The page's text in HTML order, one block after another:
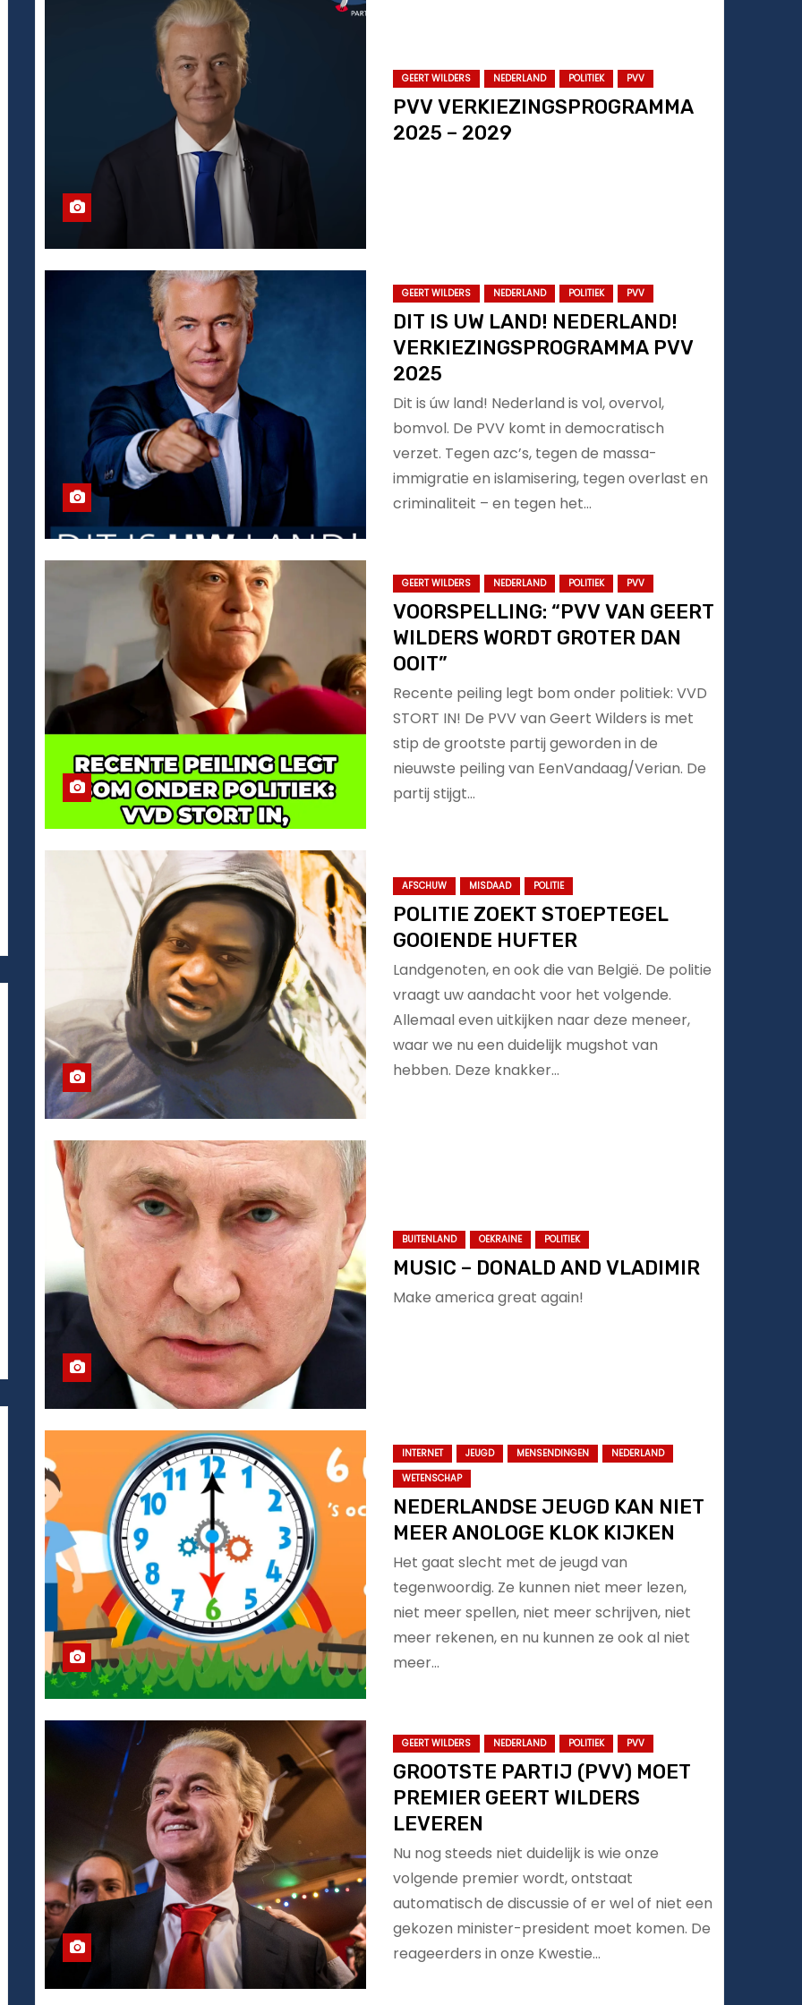
GEERT WILDERS NEDERLAND POLITIEK PVV
PVV VERKIEZINGSPROGRAMMA
2025 – 2029
GEERT WILDERS NEDERLAND POLITIEK PVV
DIT IS UW LAND! NEDERLAND!
VERKIEZINGSPROGRAMMA PVV
2025
Dit is úw land! Nederland is vol, overvol,
bomvol. De PVV komt in democratisch
verzet. Tegen azc’s, tegen de massa-
immigratie en islamisering, tegen overlast en
criminaliteit – en tegen het…
GEERT WILDERS NEDERLAND POLITIEK PVV
VOORSPELLING: “PVV VAN GEERT
WILDERS WORDT GROTER DAN
OOIT”
Recente peiling legt bom onder politiek: VVD
STORT IN! De PVV van Geert Wilders is met
stip de grootste partij geworden in de
nieuwste peiling van EenVandaag/Verian. De
partij stijgt…
AFSCHUW MISDAAD POLITIE
POLITIE ZOEKT STOEPTEGEL
GOOIENDE HUFTER
Landgenoten, en ook die van België. De politie
vraagt uw aandacht voor het volgende.
Allemaal even uitkijken naar deze meneer,
waar we nu een duidelijk mugshot van
hebben. Deze knakker…
BUITENLAND OEKRAINE POLITIEK
MUSIC – DONALD AND VLADIMIR
Make america great again!
INTERNET JEUGD MENSENDINGEN
NEDERLAND
WETENSCHAP
NEDERLANDSE JEUGD KAN NIET
MEER ANOLOGE KLOK KIJKEN
Het gaat slecht met de jeugd van
tegenwoordig. Ze kunnen niet meer lezen,
niet meer spellen, niet meer schrijven, niet
meer rekenen, en nu kunnen ze ook al niet
meer…
GEERT WILDERS NEDERLAND POLITIEK PVV
GROOTSTE PARTIJ (PVV) MOET
PREMIER GEERT WILDERS
LEVEREN
Nu nog steeds niet duidelijk is wie onze
volgende premier wordt, ontstaat
automatisch de discussie of er wel of niet een
gekozen minister-president moet komen. De
reageerders in onze Kwestie…